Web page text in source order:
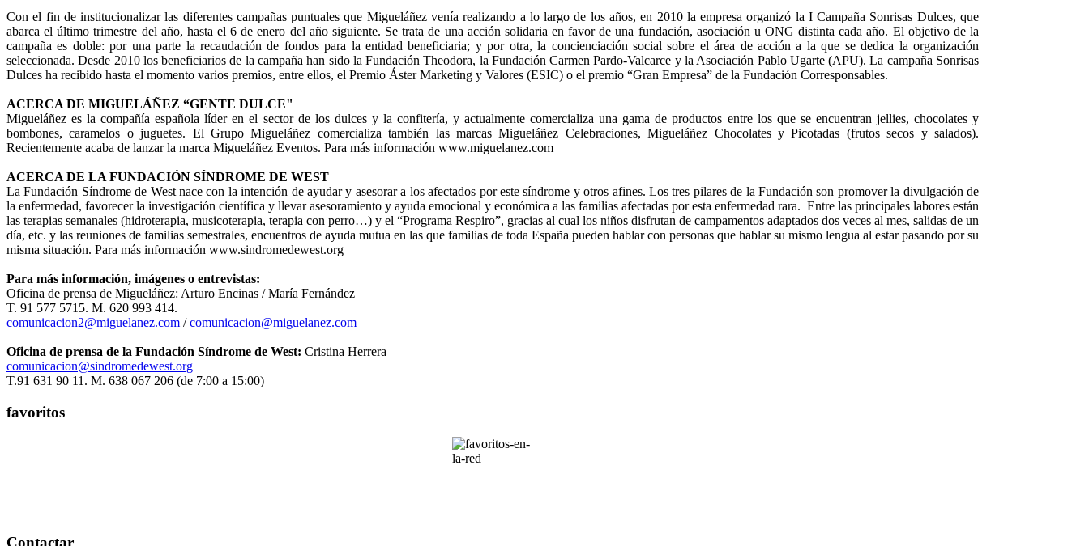
Con el fin de institucionalizar las diferentes campañas puntuales que Migueláñez venía realizando a lo largo de los años, en 2010 la empresa organizó la I Campaña Sonrisas Dulces, que
abarca el último trimestre del año, hasta el 6 de enero del año siguiente. Se trata de una acción solidaria en favor de una fundación, asociación u ONG distinta cada año. El objetivo de la
campaña es doble: por una parte la recaudación de fondos para la entidad beneficiaria; y por otra, la concienciación social sobre el área de acción a la que se dedica la organización
seleccionada. Desde 2010 los beneficiarios de la campaña han sido la Fundación Theodora, la Fundación Carmen Pardo-Valcarce y la Asociación Pablo Ugarte (APU). La campaña Sonrisas
Dulces ha recibido hasta el momento varios premios, entre ellos, el Premio Áster Marketing y Valores (ESIC) o el premio “Gran Empresa” de la Fundación Corresponsables.
ACERCA DE MIGUELÁÑEZ “GENTE DULCE"
Migueláñez es la compañía española líder en el sector de los dulces y la confitería, y actualmente comercializa una gama de productos entre los que se encuentran jellies, chocolates y
bombones, caramelos o juguetes. El Grupo Migueláñez comercializa también las marcas Migueláñez Celebraciones, Migueláñez Chocolates y Picotadas (frutos secos y salados).
Recientemente acaba de lanzar la marca Migueláñez Eventos. Para más información www.miguelanez.com
ACERCA DE LA FUNDACIÓN SÍNDROME DE WEST
La Fundación Síndrome de West nace con la intención de ayudar y asesorar a los afectados por este síndrome y otros afines. Los tres pilares de la Fundación son promover la divulgación de
la enfermedad, favorecer la investigación científica y llevar asesoramiento y ayuda emocional y económica a las familias afectadas por esta enfermedad rara. Entre las principales labores están
las terapias semanales (hidroterapia, musicoterapia, terapia con perro…) y el “Programa Respiro”, gracias al cual los niños disfrutan de campamentos adaptados dos veces al mes, salidas de un
día, etc. y las reuniones de familias semestrales, encuentros de ayuda mutua en las que familias de toda España pueden hablar con personas que hablar su mismo lengua al estar pasando por su
misma situación. Para más información www.sindromedewest.org
Para más información, imágenes o entrevistas:
Oficina de prensa de Migueláñez: Arturo Encinas / María Fernández
T. 91 577 5715. M. 620 993 414.
comunicacion2@miguelanez.com /comunicacion@miguelanez.com
Oficina de prensa de la Fundación Síndrome de West: Cristina Herrera
comunicacion@sindromedewest.org
T.91 631 90 11. M. 638 067 206 (de 7:00 a 15:00)
favoritos
Contactar